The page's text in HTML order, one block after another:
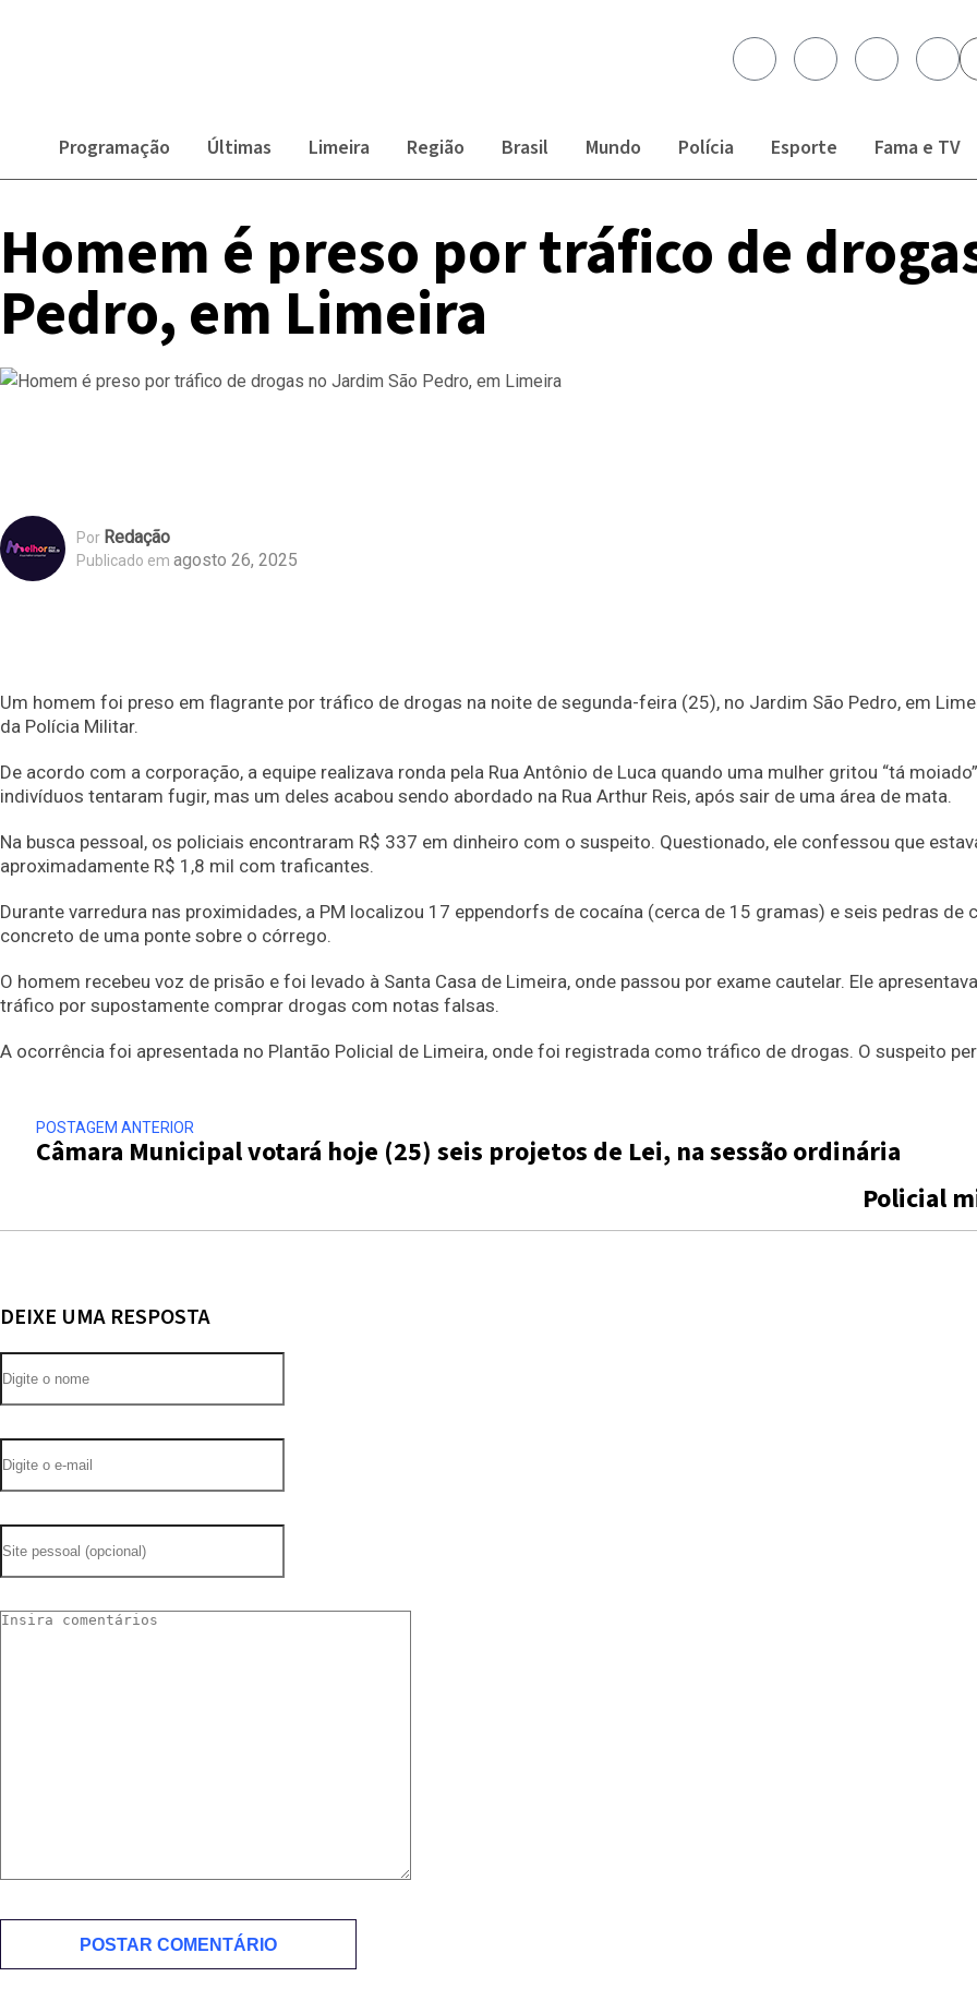
Programação Últimas Limeira Região Brasil Mundo Polícia Esporte Fama e TV
Homem é preso por tráfico de
Pedro, em Limeira
Por Redação
Publicado em agosto 26, 2025
Um homem foi preso em flagrante por tráfico de drogas na noite de segunda-feira (25), no Jardim São Pedro, em
da Polícia Militar.
De acordo com a corporação, a equipe realizava ronda pela Rua Antônio de Luca quando uma mulher gritou “tá
indivíduos tentaram fugir, mas um deles acabou sendo abordado na Rua Arthur Reis, após sair de uma área de mata.
Na busca pessoal, os policiais encontraram R$ 337 em dinheiro com o suspeito. Questionado, ele confessou que
aproximadamente R$ 1,8 mil com traficantes.
Durante varredura nas proximidades, a PM localizou 17 eppendorfs de cocaína (cerca de 15 gramas) e seis pedras
concreto de uma ponte sobre o córrego.
O homem recebeu voz de prisão e foi levado à Santa Casa de Limeira, onde passou por exame cautelar. Ele
tráfico por supostamente comprar drogas com notas falsas.
A ocorrência foi apresentada no Plantão Policial de Limeira, onde foi registrada como tráfico de drogas. O suspeito
POSTAGEM ANTERIOR
Câmara Municipal votará hoje (25) seis projetos de Lei, na sessão ordinária
Policial
DEIXE UMA RESPOSTA